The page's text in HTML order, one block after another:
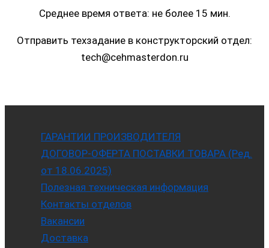
Среднее время ответа: не более 15 мин.
Отправить техзадание в конструкторский отдел:
tech@cehmasterdon.ru
ГАРАНТИИ ПРОИЗВОДИТЕЛЯ
ДОГОВОР-ОФЕРТА ПОСТАВКИ ТОВАРА (Ред.
от 18.06.2025)
Полезная техническая информация
Контакты отделов
Вакансии
Доставка